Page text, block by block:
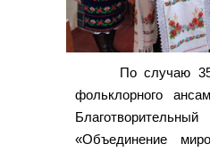
По случаю
фольклорного
«Объединение